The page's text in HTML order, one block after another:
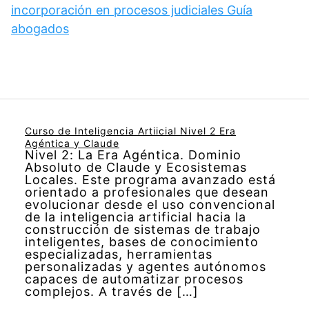
incorporación en procesos judiciales Guía
abogados
Curso de Inteligencia Artiicial Nivel 2 Era
Agéntica y Claude
Nivel 2: La Era Agéntica. Dominio
Absoluto de Claude y Ecosistemas
Locales. Este programa avanzado está
orientado a profesionales que desean
evolucionar desde el uso convencional
de la inteligencia artificial hacia la
construcción de sistemas de trabajo
inteligentes, bases de conocimiento
especializadas, herramientas
personalizadas y agentes autónomos
capaces de automatizar procesos
complejos. A través de […]